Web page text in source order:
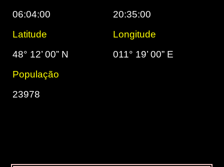
06:04:00
20:35:00
Latitude
Longitude
48° 12’ 00” N
011° 19’ 00” E
População
23978